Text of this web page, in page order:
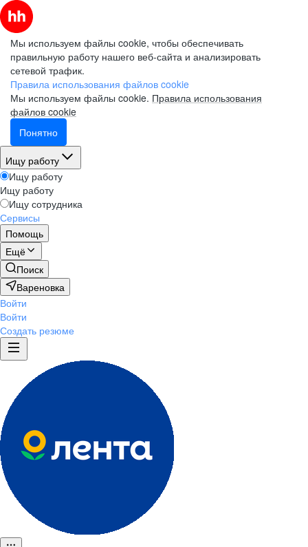
Мы используем файлы cookie, чтобы обеспечивать
правильную работу нашего веб-сайта и анализировать
сетевой трафик.
Правила использования файлов cookie
Мы используем файлы cookie. Правила использования
файлов cookie
Понятно
Ищу работу
Ищу работу
Ищу работу
Ищу сотрудника
Сервисы
Помощь
Ещё
Поиск
Вареновка
Войти
Войти
Создать резюме